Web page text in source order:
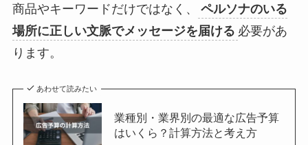
商品やキーワードだけではなく、
ペルソナのいる
場所に正しい文脈でメッセージを届ける 必要があ
ります。
あわせて読みたい
業種別・業界別の最適な広告予算
はいくら？計算方法と考え方